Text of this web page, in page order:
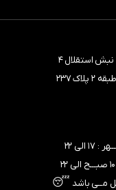
نبش استقلال ۴
۲۳۷
الی ۲۲
مــی باشد 😴